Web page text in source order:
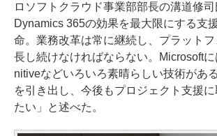
ロソフトクラウド事業部部長の溝道修
Dynamics 365の効果を最大限にする支
命。業務改革は常に継続し、プラット
長し続けなければならない。Microsoft
nitiveなどいろいろ素晴らしい技術があ
を引き出し、今後もプロジェクト支援
たい」と述べた。